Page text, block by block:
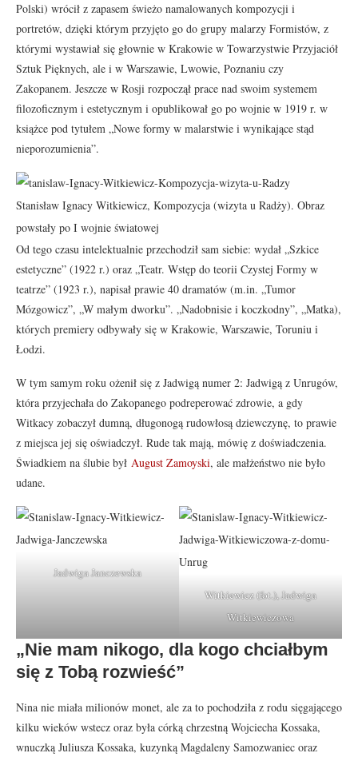
Polski) wrócił z zapasem świeżo namalowanych kompozycji i
portretów, dzięki którym przyjęto go do grupy malarzy Formistów, z
którymi wystawiał się głownie w Krakowie w Towarzystwie Przyjaciół
Sztuk Pięknych, ale i w Warszawie, Lwowie, Poznaniu czy
Zakopanem. Jeszcze w Rosji rozpoczął prace nad swoim systemem
filozoficznym i estetycznym i opublikował go po wojnie w 1919 r. w
książce pod tytułem „Nowe formy w malarstwie i wynikające stąd
nieporozumienia”.
Stanisław Ignacy Witkiewicz, Kompozycja (wizyta u Radży). Obraz
powstały po I wojnie światowej
Od tego czasu intelektualnie przechodził sam siebie: wydał „Szkice
estetyczne” (1922 r.) oraz „Teatr. Wstęp do teorii Czystej Formy w
teatrze” (1923 r.), napisał prawie 40 dramatów (m.in. „Tumor
Mózgowicz”, „W małym dworku”. „Nadobnisie i koczkodny”, „Matka),
których premiery odbywały się w Krakowie, Warszawie, Toruniu i
Łodzi.
W tym samym roku ożenił się z Jadwigą numer 2: Jadwigą z Unrugów,
która przyjechała do Zakopanego podreperować zdrowie, a gdy
Witkacy zobaczył dumną, długonogą rudowłosą dziewczynę, to prawie
z miejsca jej się oświadczył. Rude tak mają, mówię z doświadczenia.
Świadkiem na ślubie był August Zamoyski, ale małżeństwo nie było
udane.
Jadwiga Janczewska
Witkiewicz (fot.), Jadwiga
Witkiewiczowa
„Nie mam nikogo, dla kogo chciałbym
się z Tobą rozwieść”
Nina nie miała milionów monet, ale za to pochodziła z rodu sięgającego
kilku wieków wstecz oraz była córką chrzestną Wojciecha Kossaka,
wnuczką Juliusza Kossaka, kuzynką Magdaleny Samozwaniec oraz